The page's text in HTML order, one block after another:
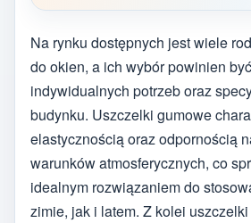
Na rynku dostępnych jest wiele
do okien, a ich wybór powinien
indywidualnych potrzeb oraz
budynku. Uszczelki gumowe
elastycznością oraz odpornością
warunków atmosferycznych, co
idealnym rozwiązaniem do
zimie, jak i latem. Z kolei